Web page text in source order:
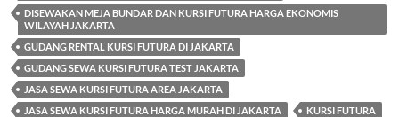
DISEWAKAN MEJA BUNDAR DAN KURSI FUTURA HARGA EKONOMIS
WILAYAH JAKARTA
GUDANG RENTAL KURSI FUTURA DI JAKARTA
GUDANG SEWA KURSI FUTURA TEST JAKARTA
JASA SEWA KURSI FUTURA AREA JAKARTA
JASA SEWA KURSI FUTURA HARGA MURAH DI JAKARTA
KURSI FUTURA